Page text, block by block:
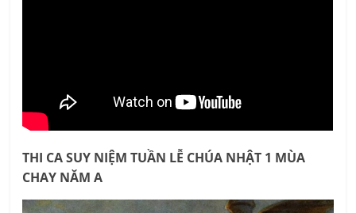
THI CA SUY NIỆM TUẦN LỄ CHÚA NHẬT 1 MÙA
CHAY NĂM A